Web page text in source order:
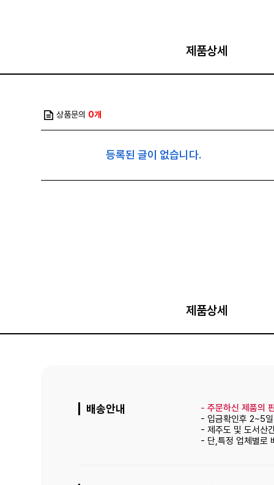
제품상세
상품문의 0개
등록된 글이 없습니다.
제품상세
배송안내 - 주문하신 제품의
- 입금확인후 2~5
- 제주도 및 도서산
- 단,특정 업체별로